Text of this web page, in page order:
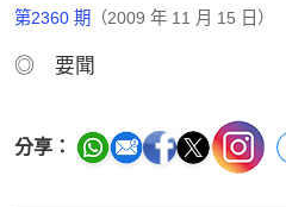
第2360 期 （2009 年 11 月 15 日）
◎ 要聞
分享：